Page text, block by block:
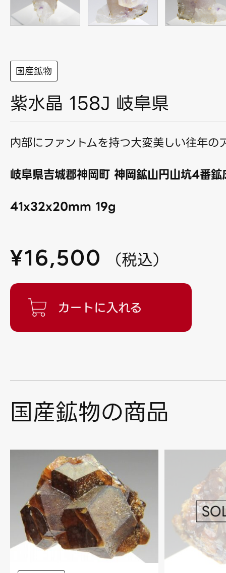
国産鉱物
紫水晶 158J 岐阜県
内部にファントムを持つ大変美しい往年の
岐阜県吉城郡神岡町 神岡鉱山円山坑4番
41x32x20mm 19g
¥16,500 （税込）
国産鉱物の商品